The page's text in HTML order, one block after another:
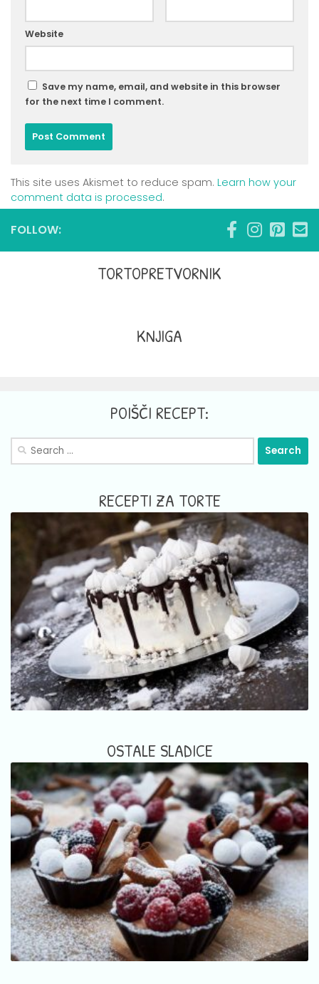
Website
Save my name, email, and website in this browser
for the next time I comment.
This site uses Akismet to reduce spam. Learn how your
comment data is processed.
FOLLOW:
TORTOPRETVORNIK
KNJIGA
POIŠČI RECEPT:
Search
RECEPTI ZA TORTE
OSTALE SLADICE